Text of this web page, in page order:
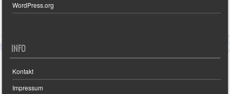
WordPress.org
INFO
Kontakt
Impressum